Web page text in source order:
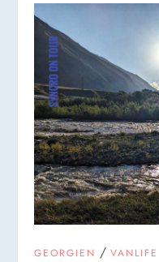
GEORGIEN /VANLIFE